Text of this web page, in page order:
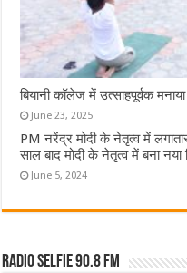
बियानी कॉलेज में उत्साहपूर्वक
June 23, 2025
PM नरेंद्र मोदी के नेतृत्व में
साल बाद मोदी के नेतृत्व में बना नया
June 5, 2024
Radio Selfie 90.8 FM